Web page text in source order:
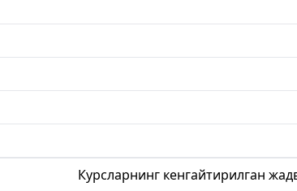
Курсларнинг кенгайтирилган